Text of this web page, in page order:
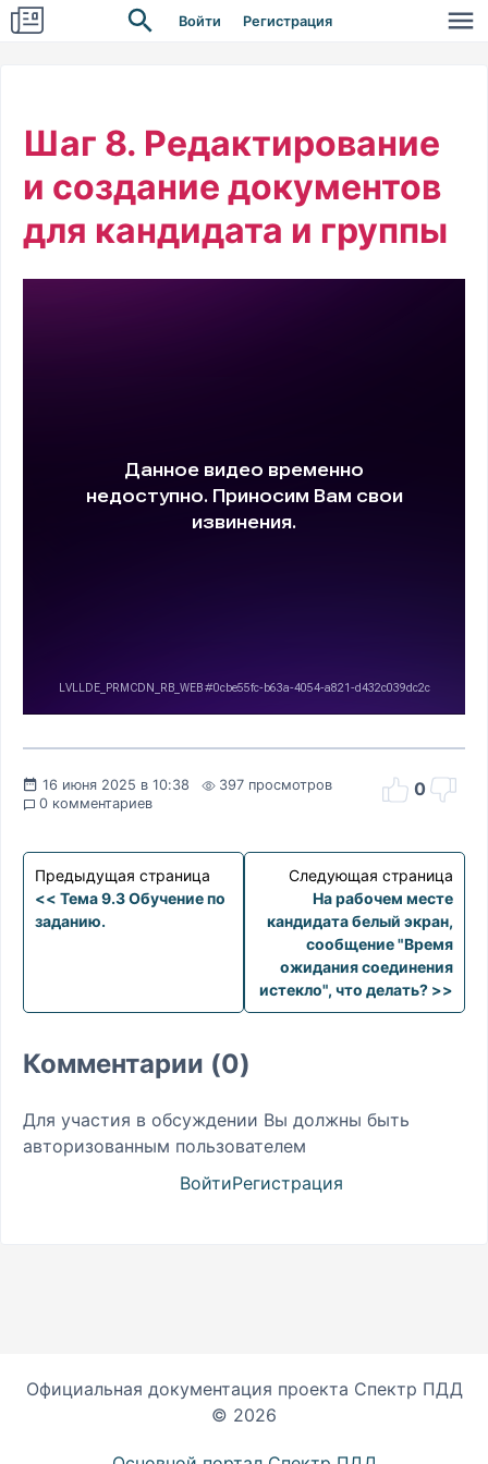
Войти Регистрация
Шаг 8. Редактирование
и создание документов
для кандидата и группы
16 июня 2025 в 10:38
397 просмотров
0 комментариев
0
Предыдущая страница
<< Тема 9.3 Обучение по
заданию.
Следующая страница
На рабочем месте
кандидата белый экран,
сообщение "Время
ожидания соединения
истекло", что делать? >>
Комментарии (0)
Для участия в обсуждении Вы должны быть
авторизованным пользователем
ВойтиРегистрация
Официальная документация проекта Спектр ПДД
© 2026